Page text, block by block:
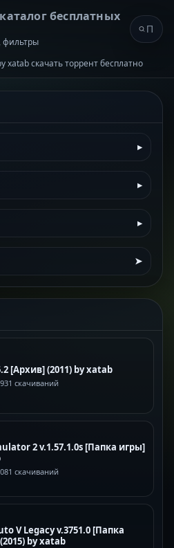
бесплатных
фильтры
xatab скачать торрент бесплатно
▸
▸
▸
➤
[Архив] (2011) by xatab
скачиваний
2 v.1.57.1.0s [Папка игры]
скачиваний
V Legacy v.3751.0 [Папка
by xatab